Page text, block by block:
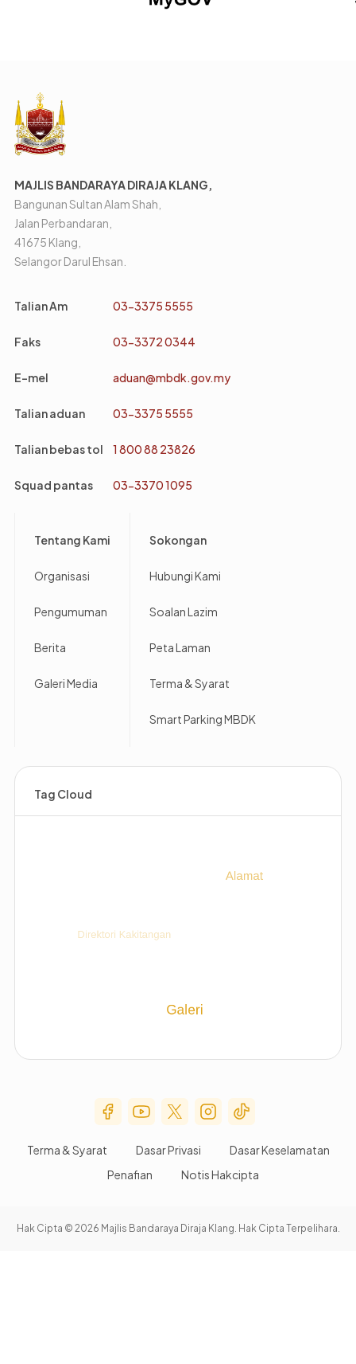
MAJLIS BANDARAYA DIRAJA KLANG,
Bangunan Sultan Alam Shah,
Jalan Perbandaran,
41675 Klang,
Selangor Darul Ehsan.
Talian Am 03-3375 5555
Faks 03-3372 0344
E-mel aduan@mbdk.gov.my
Talian aduan 03-3375 5555
Talian bebas tol 1 800 88 23826
Squad pantas 03-3370 1095
Tentang Kami
Organisasi
Pengumuman
Berita
Galeri Media
Sokongan
Hubungi Kami
Soalan Lazim
Peta Laman
Terma & Syarat
Smart Parking MBDK
Tag Cloud
Social Media Menu
Terma & Syarat Dasar Privasi
Dasar Keselamatan
Penafian
Notis Hakcipta
Hak Cipta © 2026 Majlis Bandaraya Diraja Klang. Hak Cipta Terpelihara.